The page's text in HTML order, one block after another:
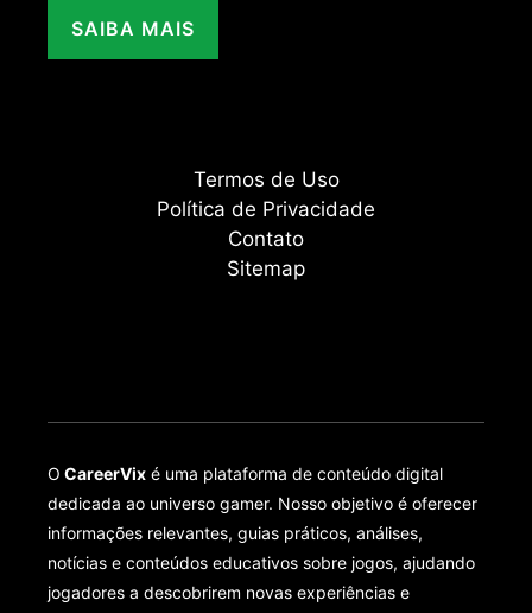
SAIBA MAIS
Termos de Uso
Política de Privacidade
Contato
Sitemap
O CareerVix é uma plataforma de conteúdo digital
dedicada ao universo gamer. Nosso objetivo é oferecer
informações relevantes, guias práticos, análises,
notícias e conteúdos educativos sobre jogos, ajudando
jogadores a descobrirem novas experiências e